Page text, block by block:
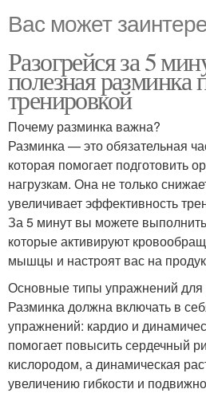
Вас может
Разогрейся за 5
полезная разминка
тренировкой
Почему разминка важна?
Разминка — это обязательная
которая помогает подготовить
нагрузкам. Она не только
увеличивает эффективность
За 5 минут вы можете
которые активируют
мышцы и настроят вас на
Основные типы упражнений для
Разминка должна включать в
упражнений: кардио и
помогает повысить сердечный
кислородом, а динамическая
увеличению гибкости и